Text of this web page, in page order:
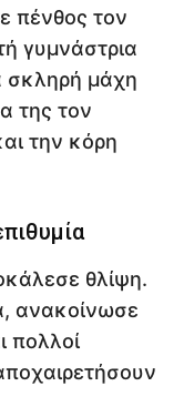
πένθος τον
γυμνάστρια
σκληρή μάχη
της τον
την κόρη
θλίψη.
ανακοίνωσε
πολλοί